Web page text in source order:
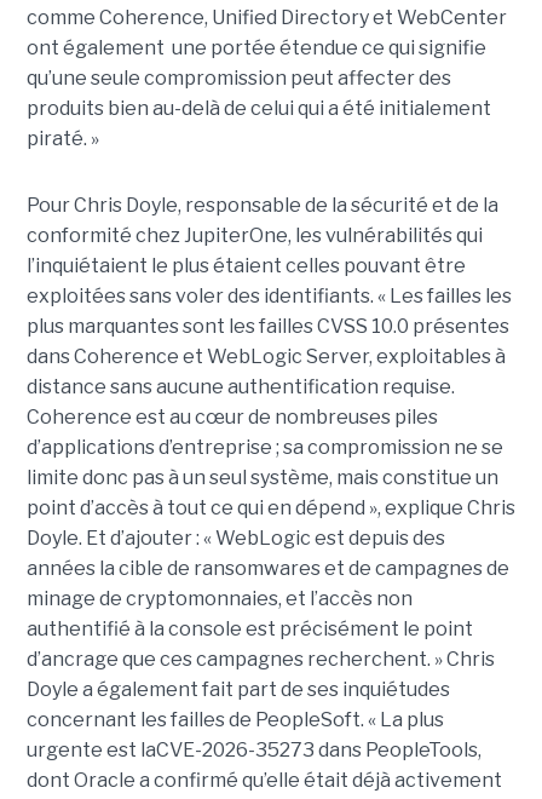
comme Coherence, Unified Directory et WebCenter
ont également une portée étendue ce qui signifie
qu’une seule compromission peut affecter des
produits bien au-delà de celui qui a été initialement
piraté. »
Pour Chris Doyle, responsable de la sécurité et de la
conformité chez JupiterOne, les vulnérabilités qui
l’inquiétaient le plus étaient celles pouvant être
exploitées sans voler des identifiants. « Les failles les
plus marquantes sont les failles CVSS 10.0 présentes
dans Coherence et WebLogic Server, exploitables à
distance sans aucune authentification requise.
Coherence est au cœur de nombreuses piles
d’applications d’entreprise ; sa compromission ne se
limite donc pas à un seul système, mais constitue un
point d’accès à tout ce qui en dépend », explique Chris
Doyle. Et d’ajouter : « WebLogic est depuis des
années la cible de ransomwares et de campagnes de
minage de cryptomonnaies, et l’accès non
authentifié à la console est précisément le point
d’ancrage que ces campagnes recherchent. » Chris
Doyle a également fait part de ses inquiétudes
concernant les failles de PeopleSoft. « La plus
urgente est laCVE-2026-35273 dans PeopleTools,
dont Oracle a confirmé qu’elle était déjà activement